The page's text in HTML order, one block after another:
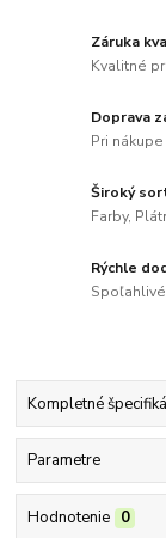
Záruka
Kvalitné
Doprava
Pri
Široký
Farby,
Rýchle
Kompletné
Parametre
Hodnotenie 0